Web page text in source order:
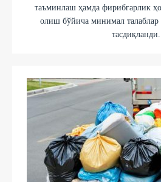
таъминлаш ҳамда фирибгарлик
олиш бўйича минимал талаблар
тасдиқланди.